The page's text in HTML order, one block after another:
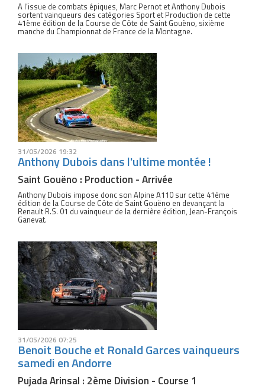
A l’issue de combats épiques, Marc Pernot et Anthony Dubois
sortent vainqueurs des catégories Sport et Production de cette
41ème édition de la Course de Côte de Saint Gouëno, sixième
manche du Championnat de France de la Montagne.
31/05/2026 19:32
Anthony Dubois dans l'ultime montée !
Saint Gouëno : Production - Arrivée
Anthony Dubois impose donc son Alpine A110 sur cette 41ème
édition de la Course de Côte de Saint Gouëno en devançant la
Renault R.S. 01 du vainqueur de la dernière édition, Jean-François
Ganevat.
31/05/2026 07:25
Benoit Bouche et Ronald Garces vainqueurs
samedi en Andorre
Pujada Arinsal : 2ème Division - Course 1